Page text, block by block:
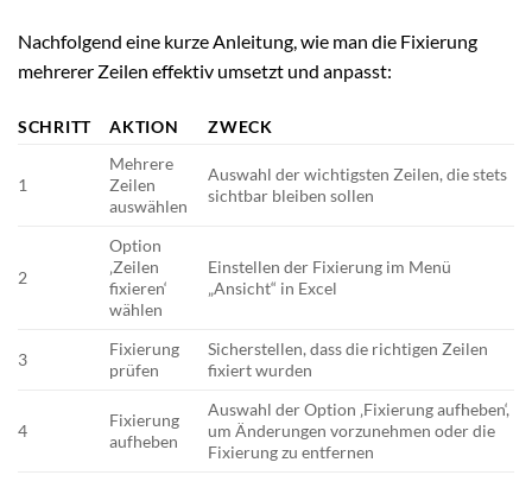
Nachfolgend eine kurze Anleitung, wie man die Fixierung
mehrerer Zeilen effektiv umsetzt und anpasst:
SCHRITT AKTION ZWECK
1
Mehrere
Zeilen
auswählen
Auswahl der wichtigsten Zeilen, die stets
sichtbar bleiben sollen
2
Option
‚Zeilen
fixieren‘
wählen
Einstellen der Fixierung im Menü
„Ansicht“ in Excel
3
Fixierung
prüfen
Sicherstellen, dass die richtigen Zeilen
fixiert wurden
4
Fixierung
aufheben
Auswahl der Option ‚Fixierung aufheben‘,
um Änderungen vorzunehmen oder die
Fixierung zu entfernen